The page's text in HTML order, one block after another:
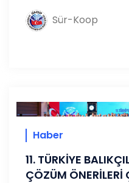
Sür-Koop
Haber
11. TÜRKİYE
ÇÖZÜM ÖNERİLERİ